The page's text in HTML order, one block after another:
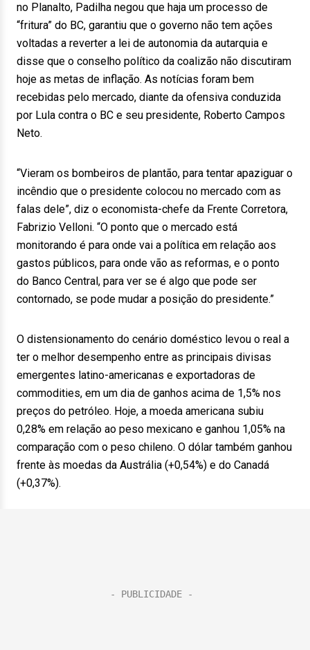
no Planalto, Padilha negou que haja um processo de
“fritura” do BC, garantiu que o governo não tem ações
voltadas a reverter a lei de autonomia da autarquia e
disse que o conselho político da coalizão não discutiram
hoje as metas de inflação. As notícias foram bem
recebidas pelo mercado, diante da ofensiva conduzida
por Lula contra o BC e seu presidente, Roberto Campos
Neto.
“Vieram os bombeiros de plantão, para tentar apaziguar o
incêndio que o presidente colocou no mercado com as
falas dele”, diz o economista-chefe da Frente Corretora,
Fabrizio Velloni. “O ponto que o mercado está
monitorando é para onde vai a política em relação aos
gastos públicos, para onde vão as reformas, e o ponto
do Banco Central, para ver se é algo que pode ser
contornado, se pode mudar a posição do presidente.”
O distensionamento do cenário doméstico levou o real a
ter o melhor desempenho entre as principais divisas
emergentes latino-americanas e exportadoras de
commodities, em um dia de ganhos acima de 1,5% nos
preços do petróleo. Hoje, a moeda americana subiu
0,28% em relação ao peso mexicano e ganhou 1,05% na
comparação com o peso chileno. O dólar também ganhou
frente às moedas da Austrália (+0,54%) e do Canadá
(+0,37%).